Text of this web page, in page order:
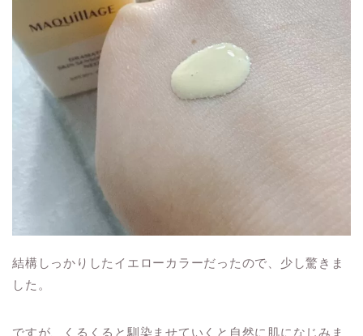
結構しっかりしたイエローカラーだったので、少し驚きま
した。
ですが、くるくると馴染ませていくと自然に肌になじみま